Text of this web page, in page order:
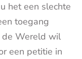
het een slechte
toegang
de Wereld wil
een petitie in